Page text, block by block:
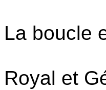
La boucle
Royal et